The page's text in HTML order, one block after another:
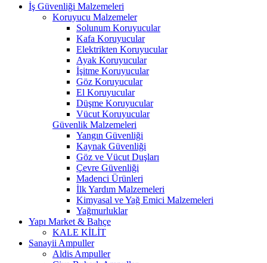
İş Güvenliği Malzemeleri
Koruyucu Malzemeler
Solunum Koruyucular
Kafa Koruyucular
Elektrikten Koruyucular
Ayak Koruyucular
İşitme Koruyucular
Göz Koruyucular
El Koruyucular
Düşme Koruyucular
Vücut Koruyucular
Güvenlik Malzemeleri
Yangın Güvenliği
Kaynak Güvenliği
Göz ve Vücut Duşları
Çevre Güvenliği
Madenci Ürünleri
İlk Yardım Malzemeleri
Kimyasal ve Yağ Emici Malzemeleri
Yağmurluklar
Yapı Market & Bahçe
KALE KİLİT
Sanayii Ampuller
Aldis Ampuller